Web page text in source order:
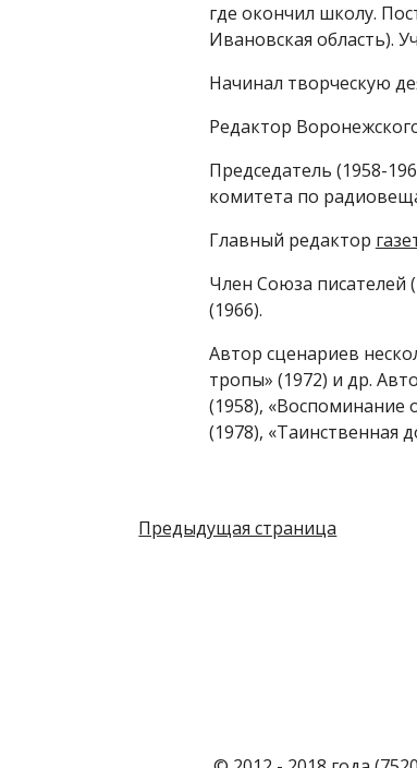
где окончил школу.
Ивановская область).
Начинал творческую
Редактор
Председатель (1958-
комитета по
Главный редактор
Член Союза писателей
(1966).
Автор сценариев
тропы» (1972) и др.
(1958), «Воспоминание
(1978), «Таинственная
Предыдущая страница